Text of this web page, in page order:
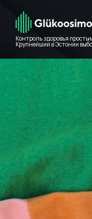
Контроль здоровья
Крупнейший в Эстонии